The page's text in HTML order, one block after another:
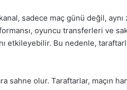
kanal, sadece maç günü değil,
oyuncu transferleri ve
etkileyebilir. Bu nedenle,
sahne olur. Taraftarlar, maçın